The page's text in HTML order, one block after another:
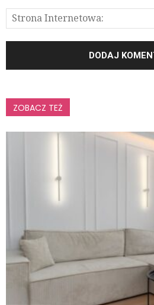
ZOBACZ TEŻ